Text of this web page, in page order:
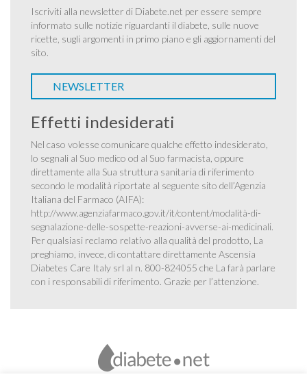
Iscriviti alla newsletter di Diabete.net per essere sempre
informato sulle notizie riguardanti il diabete, sulle nuove
ricette, sugli argomenti in primo piano e gli aggiornamenti del
sito.
NEWSLETTER
Effetti indesiderati
Nel caso volesse comunicare qualche effetto indesiderato,
lo segnali al Suo medico od al Suo farmacista, oppure
direttamente alla Sua struttura sanitaria di riferimento
secondo le modalità riportate al seguente sito dell’Agenzia
Italiana del Farmaco (AIFA):
http://www.agenziafarmaco.gov.it/it/content/modalità-di-
segnalazione-delle-sospette-reazioni-avverse-ai-medicinali.
Per qualsiasi reclamo relativo alla qualità del prodotto, La
preghiamo, invece, di contattare direttamente Ascensia
Diabetes Care Italy srl al n. 800-824055 che La farà parlare
con i responsabili di riferimento. Grazie per l’attenzione.